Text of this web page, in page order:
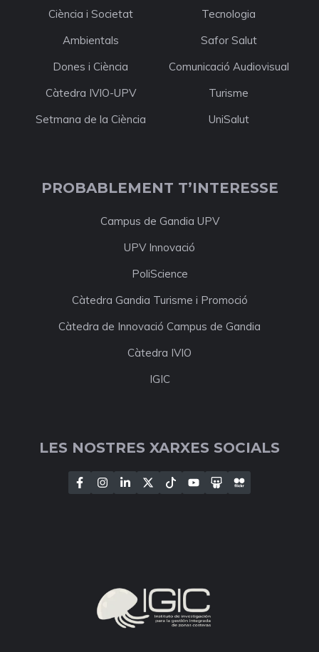
Ciència i Societat
Tecnologia
Ambientals
Safor Salut
Dones i Ciència
Comunicació Audiovisual
Càtedra IVIO-UPV
Turisme
Setmana de la Ciència
UniSalut
PROBABLEMENT T’INTERESSE
Campus de Gandia UPV
UPV Innovació
PoliScience
Càtedra Gandia Turisme i Promoció
Càtedra de Innovació Campus de Gandia
Càtedra IVIO
IGIC
LES NOSTRES XARXES SOCIALS